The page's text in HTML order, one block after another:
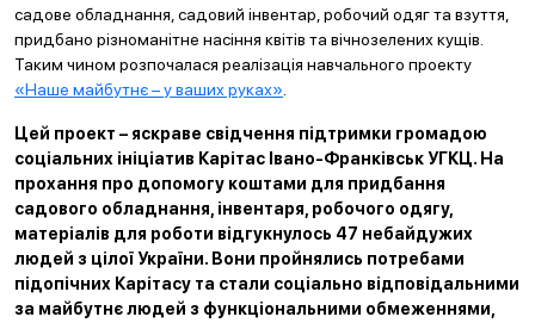
садове обладнання, садовий інвентар, робочий одяг та взуття,
придбано різноманітне насіння квітів та вічнозелених кущів.
Таким чином розпочалася реалізація навчального проекту
«Наше майбутнє – у ваших руках»
Цей проект – яскраве свідчення підтримки громадою
соціальних ініціатив Карітас Івано-Франківськ УГКЦ. На
прохання про допомогу коштами для придбання
садового обладнання, інвентаря, робочого одягу,
матеріалів для роботи відгукнулось 47 небайдужих
людей з цілої України. Вони пройнялись потребами
підопічних Карітасу та стали соціально відповідальними
за майбутнє людей з функціональними обмеженнями,